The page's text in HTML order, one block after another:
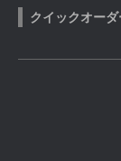
クイックオーダ